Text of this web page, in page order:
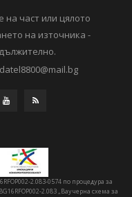
на част или цялото
на източника -
2.083-0574 по процедура за
2.083 „Ваучерна схема за